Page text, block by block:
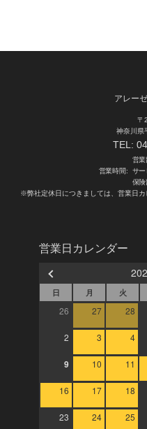
アレー
〒
神奈川県
TEL:
営業時間:
営
サ
保
※弊社定休日につきましては、営業日
営業日カレンダー
日 月 火
26 27 28
2 3 4
9 10 11
16 17 18
23 24 25